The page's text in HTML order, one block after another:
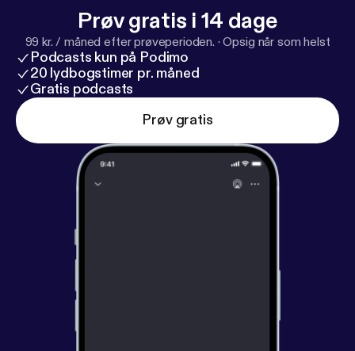
Prøv gratis i 14 dage
99 kr. / måned efter prøveperioden. ·Opsig når som helst
Podcasts kun på Podimo
20 lydbogstimer pr. måned
Gratis podcasts
Prøv gratis